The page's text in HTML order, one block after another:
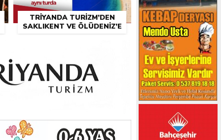
TRIYANDA TURIZM’DEN
SAKLIKENT VE ÖLÜDENIZ’E